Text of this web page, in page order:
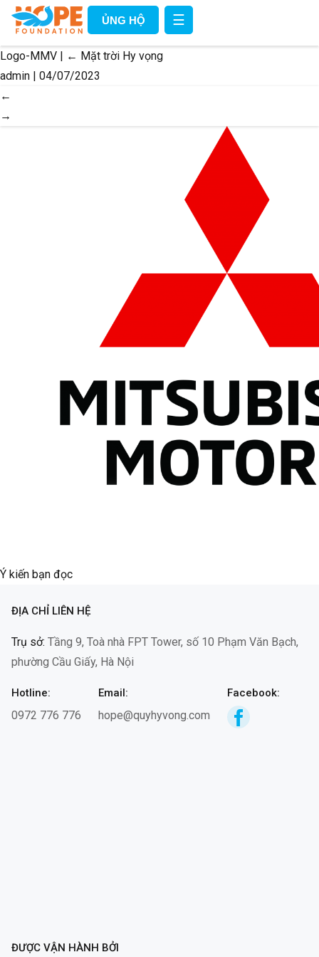
ỦNG HỘ ☰
Logo-MMV | ← Mặt trời Hy vọng
admin | 04/07/2023
←
→
Ý kiến bạn đọc
ĐỊA CHỈ LIÊN HỆ
Trụ sở: Tầng 9, Toà nhà FPT Tower, số 10 Phạm Văn Bạch,
phường Cầu Giấy, Hà Nội
Hotline:
0972 776 776
Email:
hope@quyhyvong.com
Facebook:
ĐƯỢC VẬN HÀNH BỞI